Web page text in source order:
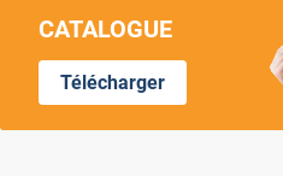
CATALOGUE
Télécharger